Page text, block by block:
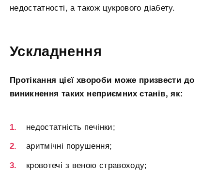
недостатності, а також цукрового діабету.
Ускладнення
Протікання цієї хвороби може призвести до
виникнення таких неприємних станів, як:
недостатність печінки;
аритмічні порушення;
кровотечі з веною стравоходу;